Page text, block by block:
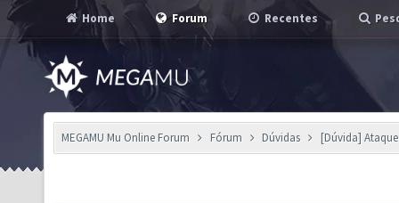
Home Forum Recentes
MEGAMU Mu Online Forum Fórum Dúvidas [Dúvida]